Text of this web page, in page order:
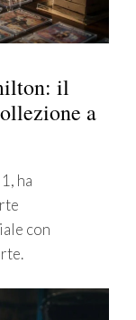
il
a
ha
con